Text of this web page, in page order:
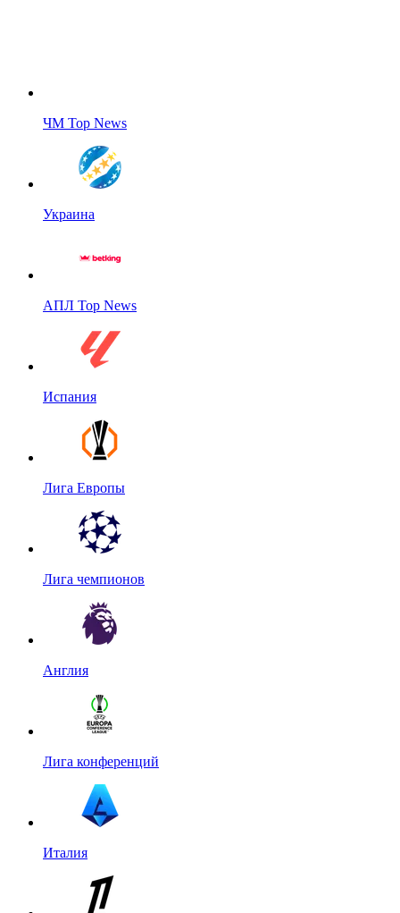
ЧМ Top News
Украина
АПЛ Top News
Испания
Лига Европы
Лига чемпионов
Англия
Лига конференций
Италия